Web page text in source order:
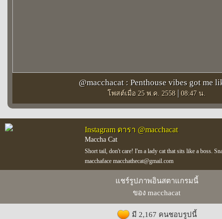
@macchacat : Penthouse vibes got me
โพสต์เมื่อ 25 พ.ค. 2558 | 08:47 น.
Instagram ดารา @macchacat
Maccha Cat
Short tail, don't care! I'm a lady cat that sits like a boss.
macchaface macchathecat@gmail.com
แชร์รูปภาพอินสตาแกรมนี้
ของ macchacat
มี 2,167 คนชอบรูปนี้